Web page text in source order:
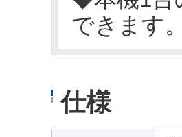
できます
仕様